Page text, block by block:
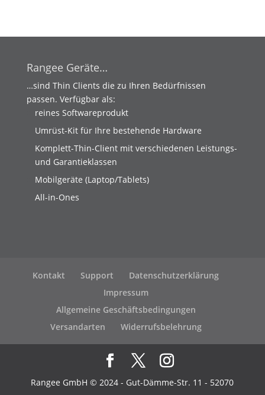
Rangee Geräte…
…sind Thin Clients die zu Ihren Bedürfnissen
passen. Verfügbar als:
reines Softwareprodukt
Umrüst-Kit für Ihre bestehende Hardware
Komplett-Thin-Client mit verschiedenen Leistungs-
und Garantieklassen
Mobilgeräte (Laptop/Tablets)
All-in-Ones
Kontakt Support
Datenschutzerklärung
Impressum
Allgemeine Geschäftsbedingungen
Versandarten
Widerrufsbelehrung
Rangee GmbH © 2024 - Gut-Dämme-Str. 11 - 52070